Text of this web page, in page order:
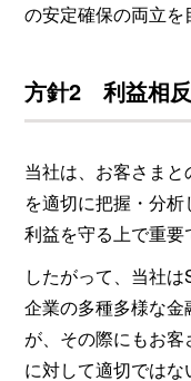
の安定確保の両立を
方針2 利益相
当社は、お客さま
を適切に把握・分
利益を守る上で重要
したがって、当社
企業の多種多様な
が、その際にもお
に対して適切では